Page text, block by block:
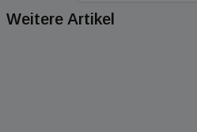
Weitere Artikel